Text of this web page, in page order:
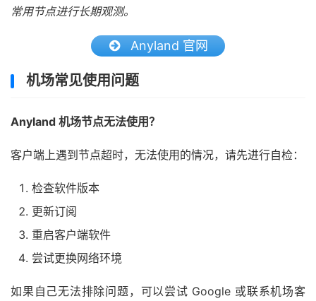
常用节点进行长期观测。
Anyland 官网
机场常见使用问题
Anyland 机场节点无法使用？
客户端上遇到节点超时，无法使用的情况，请先进行自检：
检查软件版本
更新订阅
重启客户端软件
尝试更换网络环境
如果自己无法排除问题，可以尝试 Google 或联系机场客